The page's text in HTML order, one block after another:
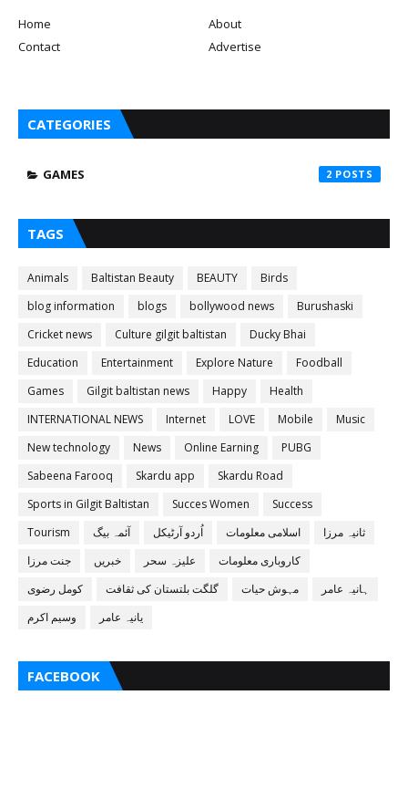
Home
About
Contact
Advertise
CATEGORIES
GAMES 2
TAGS
Animals Baltistan Beauty BEAUTY
Birds
blog information
blogs bollywood news
Burushaski
Cricket news
Culture gilgit baltistan
Ducky Bhai
Education
Entertainment Explore Nature
Foodball
Games
Gilgit baltistan news Happy
Health
INTERNATIONAL NEWS
Internet LOVE Mobile
Music
New technology
News Online Earning
PUBG
Sabeena Farooq
Skardu app
Skardu Road
Sports in Gilgit Baltistan
Succes Women
Success
Tourism
آئمہ بیگ اُردو آرٹیکل اسلامی معلومات
ثانیہ مرزا
جنت مرزا
خبریں علیزہ سحر
کاروباری معلومات
کومل رضوی
گلگت بلتستان کی ثقافت مہوش حیات
ہانیہ عامر
وسیم اکرم
یانیہ عامر
FACEBOOK